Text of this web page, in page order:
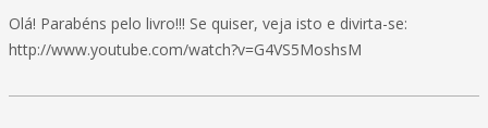
Olá! Parabéns pelo livro!!! Se quiser, veja isto e divirta-se:
http://www.youtube.com/watch?v=G4VS5MoshsM